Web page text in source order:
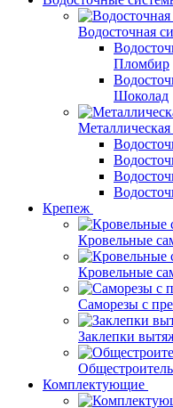
Водосточная
Пломбир
Шоколад
Металлическая
Крепеж
Кровельные
Кровельные
Саморезы с
Заклепки
Комплектующие